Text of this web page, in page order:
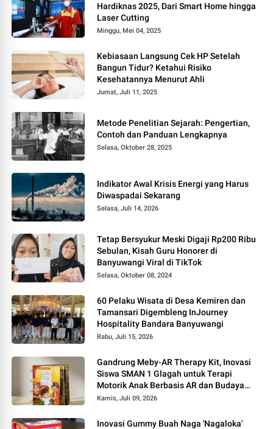
Hardiknas 2025, Dari Smart Home hingga
Laser Cutting
Minggu, Mei 04, 2025
Kebiasaan Langsung Cek HP Setelah
Bangun Tidur? Ketahui Risiko
Kesehatannya Menurut Ahli
Jumat, Juli 11, 2025
Metode Penelitian Sejarah: Pengertian,
Contoh dan Panduan Lengkapnya
Selasa, Oktober 28, 2025
Indikator Awal Krisis Energi yang Harus
Diwaspadai Sekarang
Selasa, Juli 14, 2026
Tetap Bersyukur Meski Digaji Rp200 Ribu
Sebulan, Kisah Guru Honorer di
Banyuwangi Viral di TikTok
Selasa, Oktober 08, 2024
60 Pelaku Wisata di Desa Kemiren dan
Tamansari Digembleng InJourney
Hospitality Bandara Banyuwangi
Rabu, Juli 15, 2026
Gandrung Meby-AR Therapy Kit, Inovasi
Siswa SMAN 1 Glagah untuk Terapi
Motorik Anak Berbasis AR dan Budaya
Banyuwangi
Kamis, Juli 09, 2026
Inovasi Gummy Buah Naga 'Nagaloka'